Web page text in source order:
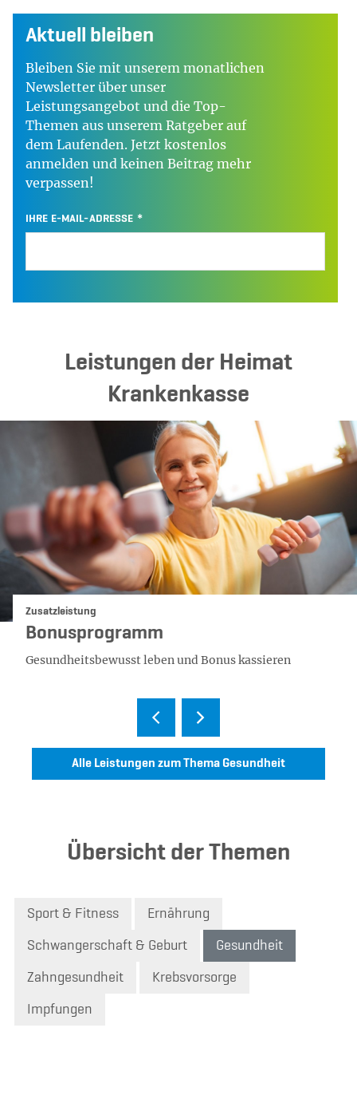
Aktuell bleiben
Bleiben Sie mit unserem monatlichen
Newsletter über unser
Leistungsangebot und die Top-
Themen aus unserem Ratgeber auf
dem Laufenden. Jetzt kostenlos
anmelden und keinen Beitrag mehr
verpassen!
IHRE E-MAIL-ADRESSE
Leistungen der Heimat
Krankenkasse
Kategorie:
Zusatzleistung
Bonusprogramm
Gesundheitsbewusst leben und Bonus kassieren
Alle Leistungen zum Thema Gesundheit
Übersicht der Themen
Sport & Fitness Ernährung
Schwangerschaft & Geburt Gesundheit
Zahngesundheit Krebsvorsorge
Impfungen